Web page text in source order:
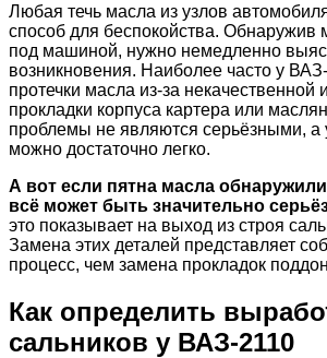
Любая течь масла из узлов
способ для беспокойства. Обнаружив
под машиной, нужно немедленно
возникновения. Наиболее часто у
протечки масла из-за
прокладки корпуса картера или
проблемы не являются серьёзными, а
можно достаточно легко.
А вот если пятна масла
всё может быть значительно
это показывает на выход из строя
Замена этих деталей представляет
процесс, чем замена прокладок
Как определить
сальников у ВАЗ-2110